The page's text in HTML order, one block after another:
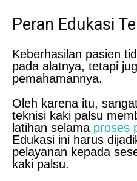
Peran Edukasi
Keberhasilan pasien
pada alatnya, tetapi
pemahamannya.
Oleh karena itu,
teknisi kaki palsu
latihan selama proses
Edukasi ini harus
pelayanan kepada
kaki palsu.